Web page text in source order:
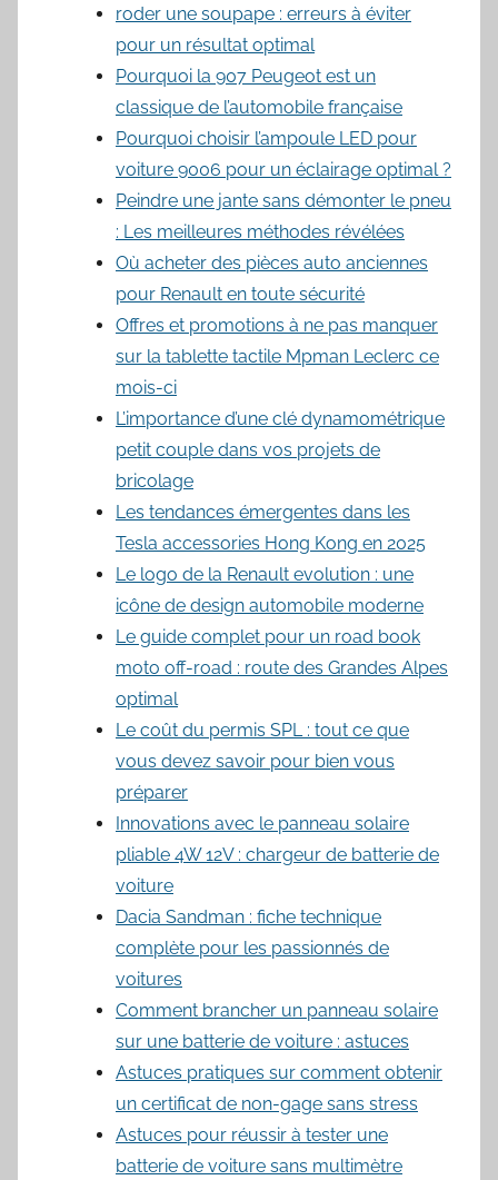
roder une soupape : erreurs à éviter
pour un résultat optimal
Pourquoi la 907 Peugeot est un
classique de l’automobile française
Pourquoi choisir l’ampoule LED pour
voiture 9006 pour un éclairage optimal ?
Peindre une jante sans démonter le pneu
: Les meilleures méthodes révélées
Où acheter des pièces auto anciennes
pour Renault en toute sécurité
Offres et promotions à ne pas manquer
sur la tablette tactile Mpman Leclerc ce
mois-ci
L’importance d’une clé dynamométrique
petit couple dans vos projets de
bricolage
Les tendances émergentes dans les
Tesla accessories Hong Kong en 2025
Le logo de la Renault evolution : une
icône de design automobile moderne
Le guide complet pour un road book
moto off-road : route des Grandes Alpes
optimal
Le coût du permis SPL : tout ce que
vous devez savoir pour bien vous
préparer
Innovations avec le panneau solaire
pliable 4W 12V : chargeur de batterie de
voiture
Dacia Sandman : fiche technique
complète pour les passionnés de
voitures
Comment brancher un panneau solaire
sur une batterie de voiture : astuces
Astuces pratiques sur comment obtenir
un certificat de non-gage sans stress
Astuces pour réussir à tester une
batterie de voiture sans multimètre